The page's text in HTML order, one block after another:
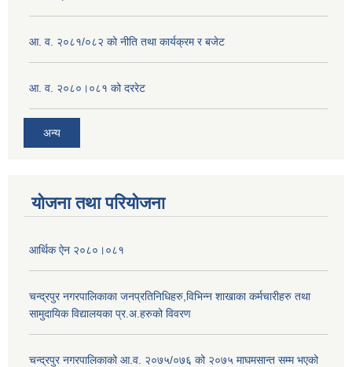
आ. व. २०८१/०८२ को नीति तथा कार्यक्रम र बजेट
आ. व. २०८०।०८१ को दररेट
अन्य
योजना तथा परियोजना
आर्थिक ऐन २०८०।०८१
चन्द्रपुर नगरपालिकाका जनप्रतिनिधिहरु,विभिन्न शाखाका कर्मचारीहरु तथा
सामुदायिक विद्यालयका प्र.अ.हरुको विवरण
चन्द्रपुर नगरपालिकाको आ.व. २०७५/०७६ को २०७५ माघमसान्त सम्म भएको